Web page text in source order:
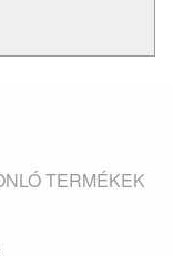
TERMÉKEK